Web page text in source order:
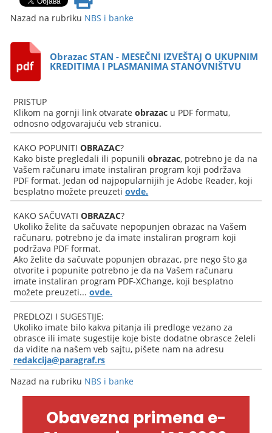
Nazad na rubriku NBS i banke
Obrazac STAN - MESEČNI IZVEŠTAJ O UKUPNIM
KREDITIMA I PLASMANIMA STANOVNIŠTVU
PRISTUP
Klikom na gornji link otvarateobrazac u PDF formatu,
odnosno odgovarajuću veb stranicu.
KAKO POPUNITIOBRAZAC?
Kako biste pregledali ili popuniliobrazac, potrebno je da na
Vašem računaru imate instaliran program koji podržava
PDF format. Jedan od najpopularnijih je Adobe Reader, koji
besplatno možete preuzetiovde.
KAKO SAČUVATIOBRAZAC?
Ukoliko želite da sačuvate nepopunjen obrazac na Vašem
računaru, potrebno je da imate instaliran program koji
podržava PDF format.
Ako želite da sačuvate popunjen obrazac, pre nego što ga
otvorite i popunite potrebno je da na Vašem računaru
imate instaliran program PDF-XChange, koji besplatno
možete preuzeti...ovde.
PREDLOZI I SUGESTIJE:
Ukoliko imate bilo kakva pitanja ili predloge vezano za
obrasce ili imate sugestije koje biste dodatne obrasce želeli
da vidite na našem veb sajtu, pišete nam na adresu
redakcija@paragraf.rs
Nazad na rubriku NBS i banke
Obavezna primena e-